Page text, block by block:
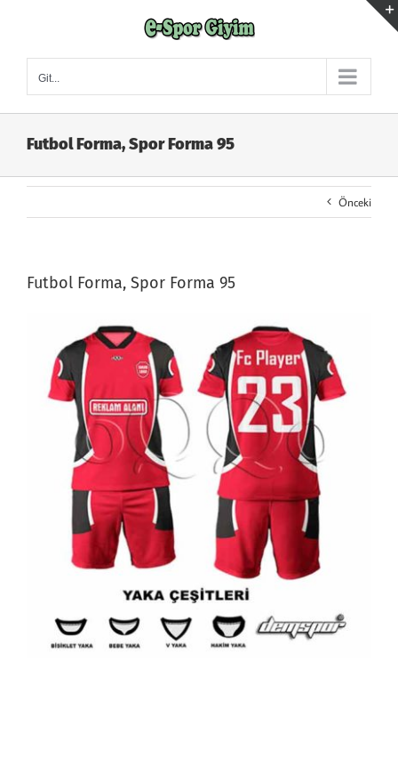
Git...
Futbol Forma, Spor Forma 95
Önceki
Futbol Forma, Spor Forma 95